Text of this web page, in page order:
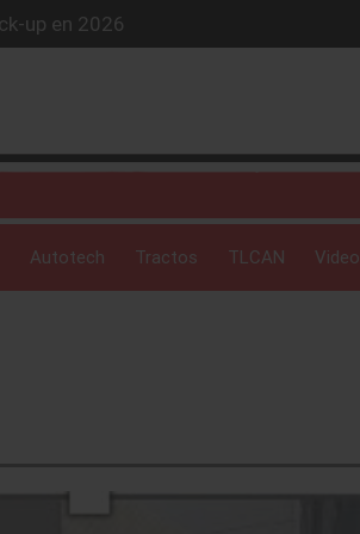
exclusivo
up en 2026
Autotech Tractos TLCAN